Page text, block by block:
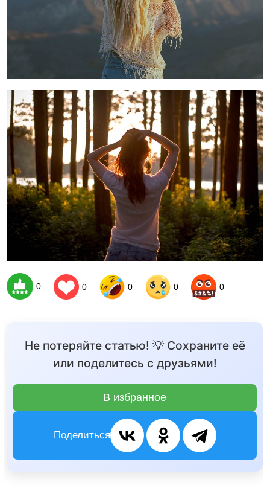
0 0 0 0 0
Не потеряйте статью! 💡 Сохраните её
или поделитесь с друзьями!
В избранное
Поделиться